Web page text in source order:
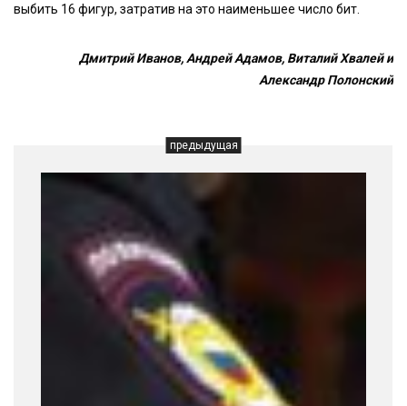
выбить 16 фигур, затратив на это наименьшее число бит.
Дмитрий Иванов, Андрей Адамов, Виталий Хвалей и
Александр Полонский
предыдущая